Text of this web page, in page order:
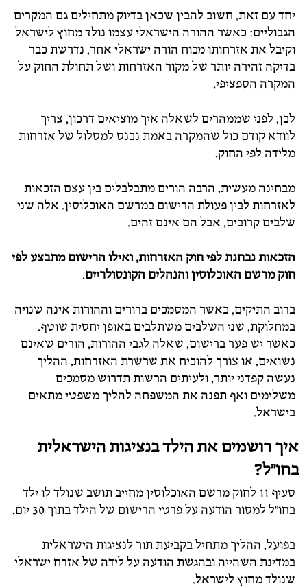
יחדעם זאת, חשוב להבין שכאןבדיוקמתחילים גם המקרים
הגבוליים: כאשר ההורה הישראליעצמו נולדמחוץ לישראל
וקיבל את אזרחותומכוח הורה ישראלי אחר, נדרשת כבר
בדיקה זהירה יותר שלמקור האזרחותושלתחולת החוקעל
המקרה הספציפי.
לכן, לפני שממהרים לשאלה איך מוציאים דרכון,צריך
לוודא קודם כול שהמקרה באמת נכנס למסלול של אזרחות
מלידה לפי החוק.
מבחינה מעשית, הרבה הורים מתבלבלים ביןעצם הזכאות
לאזרחות לביןפעולת הרישום במרשם האוכלוסין. אלה שני
שלבים קרובים, אבל הם אינם זהים.
הזכאותנבחנתלפיחוקהאזרחות,ואילוהרישוםמתבצעלפי
חוקמרשם האוכלוסיןוהנהלים הקונסולריים.
ברוב התיקים, כאשר המסמכים ברורים וההורות אינה שנויה
במחלוקת, שני השלבים משתלבים באופןיחסית שוטף.
כאשרישפערברישום, שאלה לגבי ההורות, הורים שאינם
נשואים, אוצורך להוכיח את שרשרת האזרחות, ההליך
נעשה קפדנייותר,ולעיתים הרשותתדרושמסמכים
משלימים ואף תפנה את המשפחה להליך משפטימתאים
בישראל.
איך רושמים את הילדבנציגות הישראלית
בחו"ל?
סעיף 11 לחוקמרשם האוכלוסיןמחייבתושב שנולד לוילד
בחו"ל למסור הודעה עלפרטי הרישום של הילדבתוך 30 יום.
בפועל, ההליך מתחילבקביעתתור לנציגות הישראלית
במדינת השהייה ובהגשת הודעה על לידה של אזרחישראלי
שנולדמחוץ לישראל.